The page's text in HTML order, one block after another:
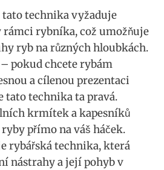
technika vyžaduje
rámci rybníka, což umožňuje
ryb na různých hloubkách.
pokud chcete rybám
a cílenou prezentaci
tato technika ta pravá.
krmítek a kapesníků
přímo na váš háček.
rybářská technika, která
nástrahy a její pohyb v